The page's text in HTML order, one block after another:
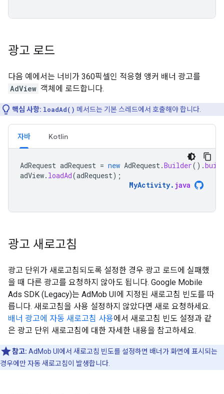
광고 로드
다음 예에서는 너비가 360픽셀인 적응형 앵커 배너 광고를
AdView 객체에 로드합니다.
핵심 사항: loadAd() 메서드는 기본 스레드에서 호출해야 합니다.
자바 Kotlin
AdRequest adRequest = new AdRequest.Builder().
adView. loadAd(adRequest);
MyActivity. java
광고 새로고침
광고 단위가 새로고침되도록 설정한 경우 광고 로드에 실패했
을 때 다른 광고를 요청하지 않아도 됩니다. Google Mobile
Ads SDK (Legacy)는 AdMob UI에 지정된 새로고침 빈도를 따
릅니다. 새로고침을 사용 설정하지 않았다면 새로 요청하세요.
배너 광고에 자동 새로고침 사용에서 새로고침 빈도 설정과 같
은 광고 단위 새로고침에 대한 자세한 내용을 참고하세요.
참고: AdMob UI에서 새로고침 빈도를 설정하면 배너가 화면에 표시되는
경우에만 자동 새로고침이 발생합니다.